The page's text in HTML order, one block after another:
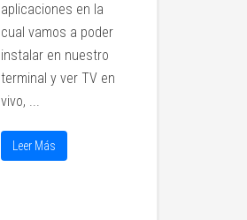
aplicaciones en la
cual vamos a poder
instalar en nuestro
terminal y ver TV en
vivo, ...
Leer Más